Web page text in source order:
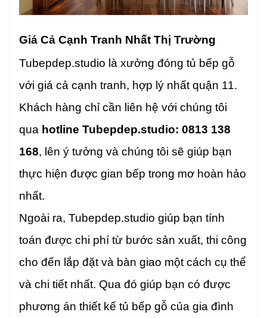
Giá Cả Cạnh Tranh Nhất Thị Trường
Tubepdep.studio là xưởng đóng tủ bếp gỗ
với giá cả cạnh tranh, hợp lý nhất quận 11.
Khách hàng chỉ cần liên hệ với chúng tôi
qua hotline Tubepdep.studio: 0813 138
168, lên ý tưởng và chúng tôi sẽ giúp bạn
thực hiện được gian bếp trong mơ hoàn hảo
nhất.
Ngoài ra, Tubepdep.studio giúp bạn tính
toán được chi phí từ bước sản xuất, thi công
cho đến lắp đặt và bàn giao một cách cụ thể
và chi tiết nhất. Qua đó giúp bạn có được
phương án thiết kế tủ bếp gỗ của gia đình